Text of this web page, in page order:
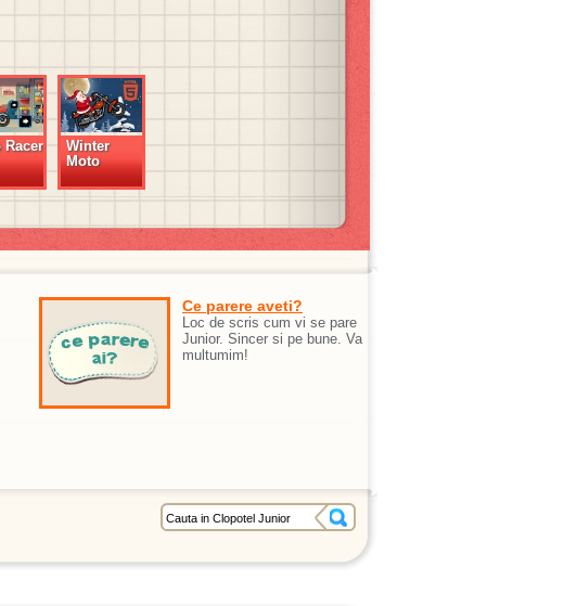
Racer
Winter
Moto
Ce parere aveti?
Loc de scris cum vi se pare
Junior. Sincer si pe bune. Va
multumim!